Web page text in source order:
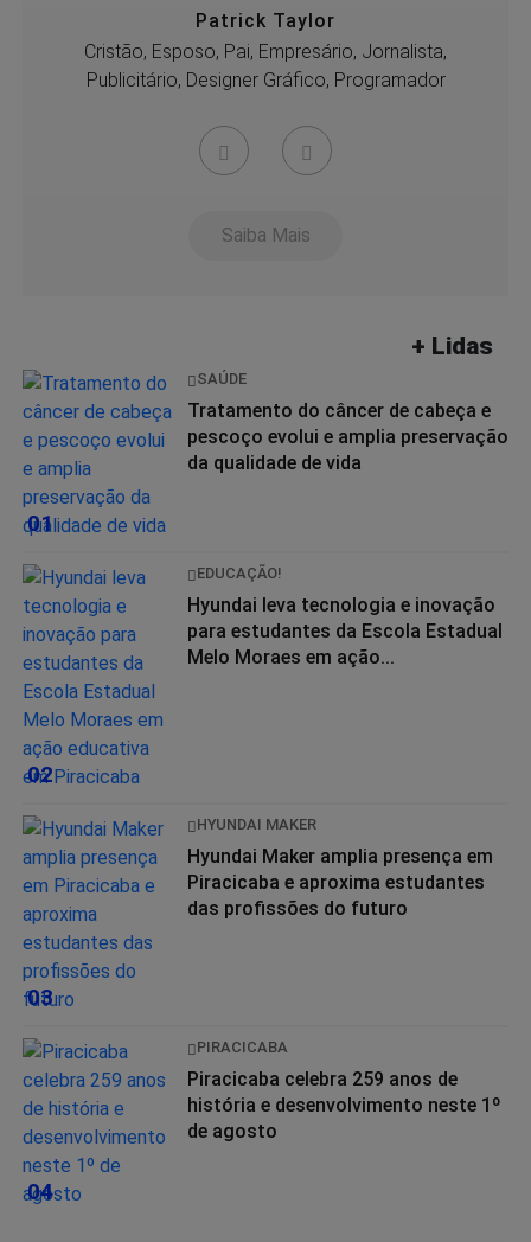
Patrick Taylor
Cristão, Esposo, Pai, Empresário, Jornalista,
Publicitário, Designer Gráfico, Programador
Saiba Mais
+ Lidas
01
SAÚDE
Tratamento do câncer de cabeça e
pescoço evolui e amplia preservação
da qualidade de vida
02
EDUCAÇÃO!
Hyundai leva tecnologia e inovação
para estudantes da Escola Estadual
Melo Moraes em ação...
03
HYUNDAI MAKER
Hyundai Maker amplia presença em
Piracicaba e aproxima estudantes
das profissões do futuro
04
PIRACICABA
Piracicaba celebra 259 anos de
história e desenvolvimento neste 1º
de agosto